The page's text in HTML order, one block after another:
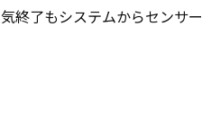
終了もシステムからセンサー